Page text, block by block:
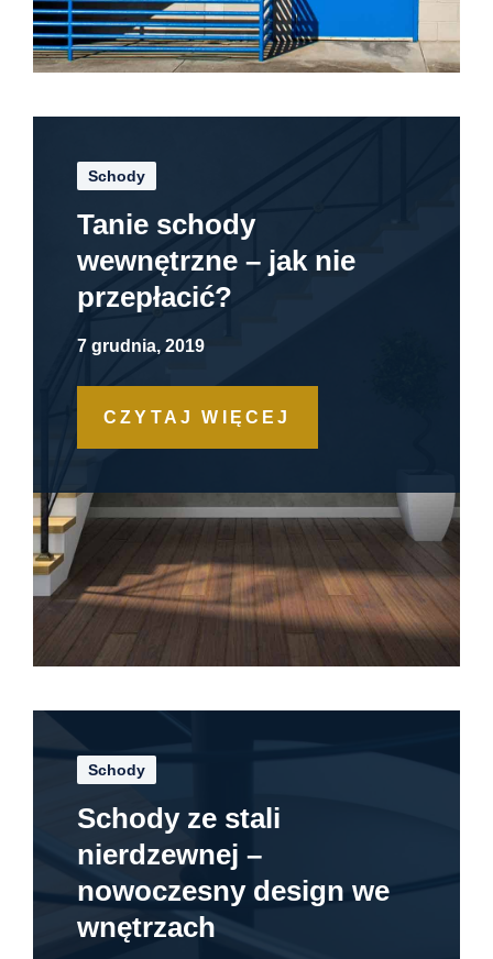
Schody
Tanie schody
wewnętrzne – jak nie
przepłacić?
7 grudnia, 2019
CZYTAJ WIĘCEJ
Schody
Schody ze stali
nierdzewnej –
nowoczesny design we
wnętrzach